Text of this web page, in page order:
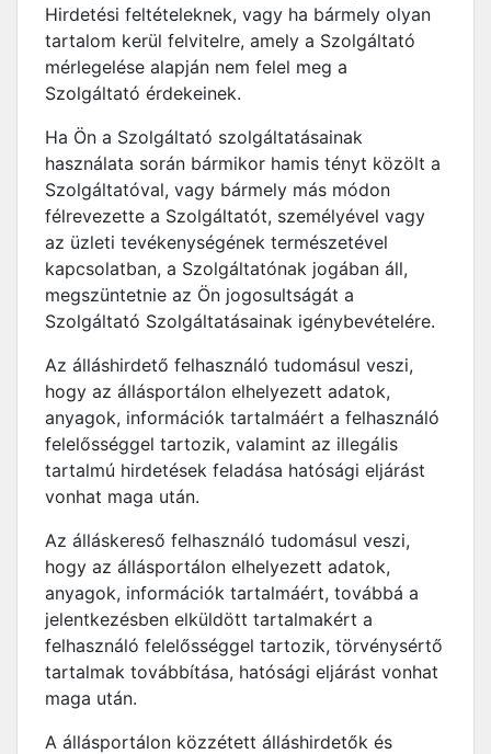
Hirdetési feltételeknek, vagy ha bármely olyan
tartalom kerül felvitelre, amely a Szolgáltató
mérlegelése alapján nem felel meg a
Szolgáltató érdekeinek.
Ha Ön a Szolgáltató szolgáltatásainak
használata során bármikor hamis tényt közölt a
Szolgáltatóval, vagy bármely más módon
félrevezette a Szolgáltatót, személyével vagy
az üzleti tevékenységének természetével
kapcsolatban, a Szolgáltatónak jogában áll,
megszüntetnie az Ön jogosultságát a
Szolgáltató Szolgáltatásainak igénybevételére.
Az álláshirdető felhasználó tudomásul veszi,
hogy az állásportálon elhelyezett adatok,
anyagok, információk tartalmáért a felhasználó
felelősséggel tartozik, valamint az illegális
tartalmú hirdetések feladása hatósági eljárást
vonhat maga után.
Az álláskereső felhasználó tudomásul veszi,
hogy az állásportálon elhelyezett adatok,
anyagok, információk tartalmáért, továbbá a
jelentkezésben elküldött tartalmakért a
felhasználó felelősséggel tartozik, törvénysértő
tartalmak továbbítása, hatósági eljárást vonhat
maga után.
A állásportálon közzétett álláshirdetők és